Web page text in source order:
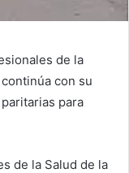
de la
con su
para
de la Salud de la